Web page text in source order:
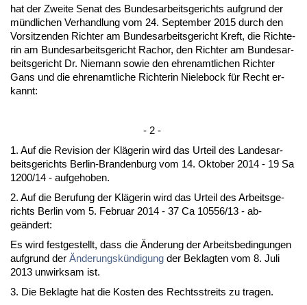
hat der Zwei­te Se­nat des Bun­des­ar­beits­ge­richts auf­grund der
münd­li­chen Ver­hand­lung vom 24. Sep­tem­ber 2015 durch den
Vor­sit­zen­den Rich­ter am Bun­des­ar­beits­ge­richt Kreft, die Rich­te­
rin am Bun­des­ar­beits­ge­richt Ra­chor, den Rich­ter am Bun­des­ar­
beits­ge­richt Dr. Nie­mann so­wie den eh­ren­amt­li­chen Rich­ter
Gans und die eh­ren­amt­li­che Rich­te­rin Nie­le­bock für Recht er­
kannt:
- 2 -
1. Auf die Re­vi­si­on der Kläge­rin wird das Ur­teil des Lan­des­ar­
beits­ge­richts Ber­lin-Bran­den­burg vom 14. Ok­to­ber 2014 - 19 Sa
1200/14 - auf­ge­ho­ben.
2. Auf die Be­ru­fung der Kläge­rin wird das Ur­teil des Ar­beits­ge­
richts Ber­lin vom 5. Fe­bru­ar 2014 - 37 Ca 10556/13 - ab­
geändert:
Es wird fest­ge­stellt, dass die Ände­rung der Ar­beits­be­din­gun­gen
auf­grund der Ände­rungskündi­gung der Be­klag­ten vom 8. Ju­li
2013 un­wirk­sam ist.
3. Die Be­klag­te hat die Kos­ten des Rechts­streits zu tra­gen.